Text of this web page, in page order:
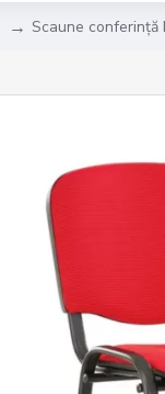
Scaune conferință